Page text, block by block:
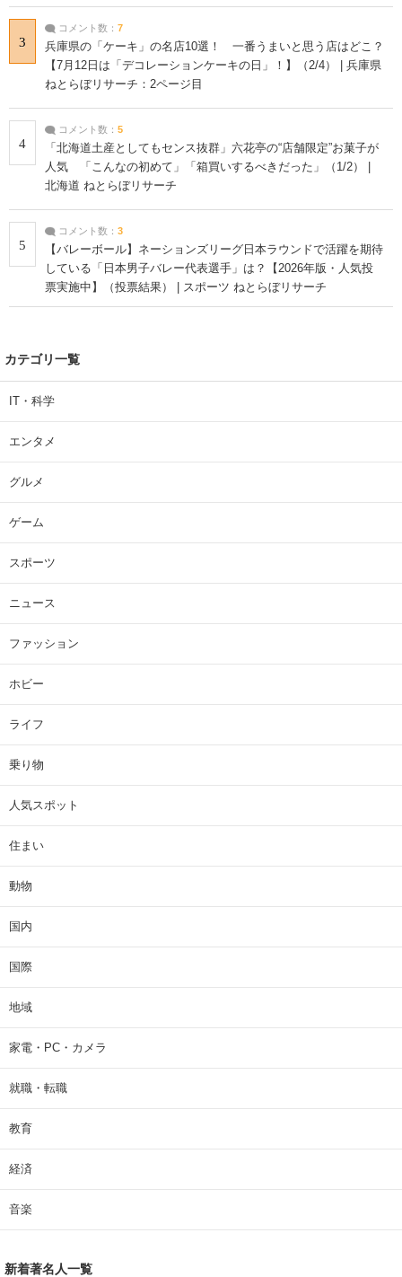
3
コメント数： 7
兵庫県の「ケーキ」の名店10選！ 一番うまいと思う店はどこ？
【7月12日は「デコレーションケーキの日」！】（2/4） | 兵庫県
ねとらぼリサーチ：2ページ目
4
コメント数： 5
「北海道土産としてもセンス抜群」六花亭の“店舗限定”お菓子が
人気 「こんなの初めて」「箱買いするべきだった」（1/2） |
北海道 ねとらぼリサーチ
5
コメント数： 3
【バレーボール】ネーションズリーグ日本ラウンドで活躍を期待
している「日本男子バレー代表選手」は？【2026年版・人気投
票実施中】（投票結果） | スポーツ ねとらぼリサーチ
カテゴリ一覧
IT・科学
エンタメ
グルメ
ゲーム
スポーツ
ニュース
ファッション
ホビー
ライフ
乗り物
人気スポット
住まい
動物
国内
国際
地域
家電・PC・カメラ
就職・転職
教育
経済
音楽
新着著名人一覧